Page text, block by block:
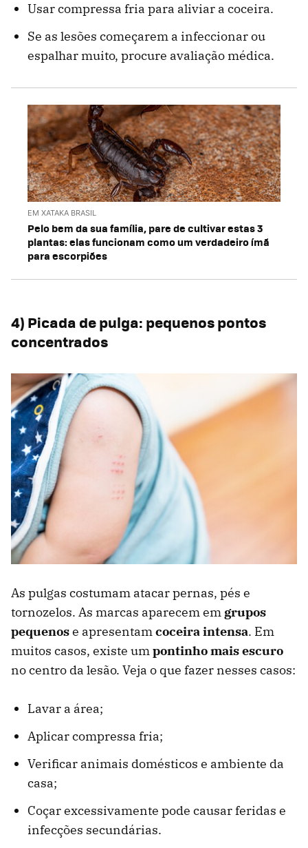
Usar compressa fria para aliviar a coceira.
Se as lesões começarem a infeccionar ou
espalhar muito, procure avaliação médica.
EM XATAKA BRASIL
Pelo bem da sua família, pare de cultivar estas 3
plantas: elas funcionam como um verdadeiro ímã
para escorpiões
4) Picada de pulga: pequenos pontos
concentrados
As pulgas costumam atacar pernas, pés e
tornozelos. As marcas aparecem em grupos
pequenose apresentamcoceira intensa. Em
muitos casos, existe umpontinho mais escuro
no centro da lesão. Veja o que fazer nesses casos:
Lavar a área;
Aplicar compressa fria;
Verificar animais domésticos e ambiente da
casa;
Coçar excessivamente pode causar feridas e
infecções secundárias.